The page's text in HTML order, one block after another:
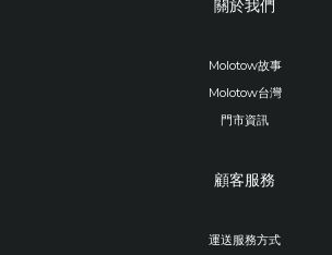
關於我們
Molotow故事
Molotow台灣
門市資訊
顧客服務
運送服務方式